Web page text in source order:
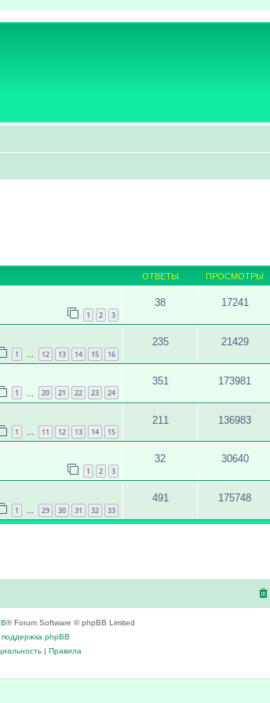
ОТВЕТЫ ПРОСМОТРЫ
1 2 3
38 17241
1 12 13 14 15 16
235 21429
1 20 21 22 23 24
351 173981
1 … 11 12 13 14 15
211 136983
1 2 3
32 30640
1 29 30 31 32 33
491 175748
® Forum Software © phpBB Limited
поддержка phpBB
| Правила